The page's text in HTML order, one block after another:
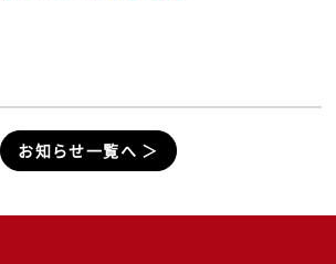
お知らせ一覧へ ＞